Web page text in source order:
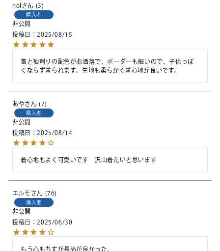
nol 3
購入者
非公開
投稿日
2025/08/15
首と袖刳りの配色がお洒落で、ボーダーも細いので、子供っぽ
くならず着られます。生地も柔らかく着心地が良いです。
あや 7
購入者
非公開
投稿日
2025/08/14
着心地もよく可愛いです　沢山着たいと思います
エルモ 76
購入者
非公開
投稿日
2025/06/30
もう心もち丈が長めが良かった。